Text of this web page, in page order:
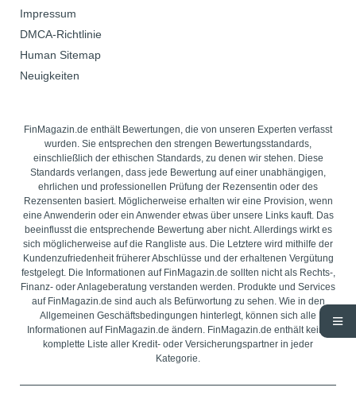
Impressum
DMCA-Richtlinie
Human Sitemap
Neuigkeiten
FinMagazin.de enthält Bewertungen, die von unseren Experten verfasst
wurden. Sie entsprechen den strengen Bewertungsstandards,
einschließlich der ethischen Standards, zu denen wir stehen. Diese
Standards verlangen, dass jede Bewertung auf einer unabhängigen,
ehrlichen und professionellen Prüfung der Rezensentin oder des
Rezensenten basiert. Möglicherweise erhalten wir eine Provision, wenn
eine Anwenderin oder ein Anwender etwas über unsere Links kauft. Das
beeinflusst die entsprechende Bewertung aber nicht. Allerdings wirkt es
sich möglicherweise auf die Rangliste aus. Die Letztere wird mithilfe der
Kundenzufriedenheit früherer Abschlüsse und der erhaltenen Vergütung
festgelegt. Die Informationen auf FinMagazin.de sollten nicht als Rechts-,
Finanz- oder Anlageberatung verstanden werden. Produkte und Services
auf FinMagazin.de sind auch als Befürwortung zu sehen. Wie in den
Allgemeinen Geschäftsbedingungen hinterlegt, können sich alle
Informationen auf FinMagazin.de ändern. FinMagazin.de enthält keine
komplette Liste aller Kredit- oder Versicherungspartner in jeder
Kategorie.